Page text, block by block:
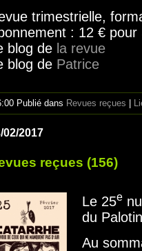
trimestrielle,
: 12 € pour
blog de la revue
blog de Patrice
Publié dans Revues reçues
02/2017
reçues (156)
Le 25e
du
Au